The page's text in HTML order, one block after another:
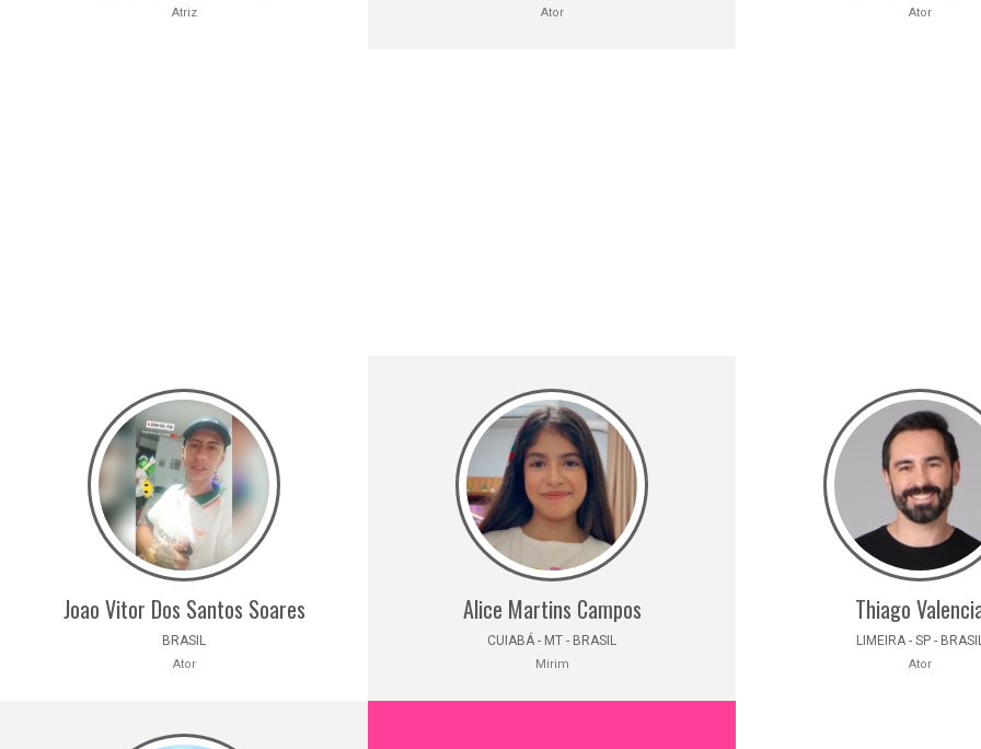
Atriz Ator Ator
Joao Vitor Dos Santos Soares
BRASIL
Ator
Alice Martins Campos
CUIABÁ - MT - BRASIL
Mirim
Thiago
LIMEIRA - SP -
Ator